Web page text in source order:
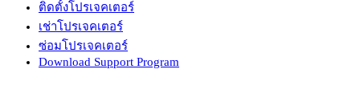
ติดตั้งโปรเจคเตอร์
เช่าโปรเจคเตอร์
ซ่อมโปรเจคเตอร์
Download Support Program